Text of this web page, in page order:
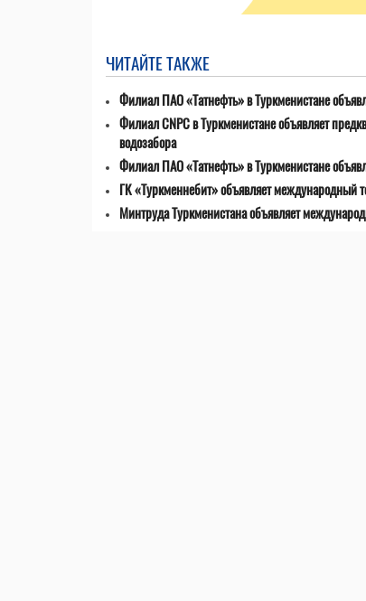
ЧИТАЙТЕ ТАКЖЕ
Филиал ПАО «Татнефть» в Туркменистане
Филиал CNPC в Туркменистане объявляет
водозабора
Филиал ПАО «Татнефть» в Туркменистане
ГК «Туркменнебит» объявляет международный
Минтруда Туркменистана объявляет